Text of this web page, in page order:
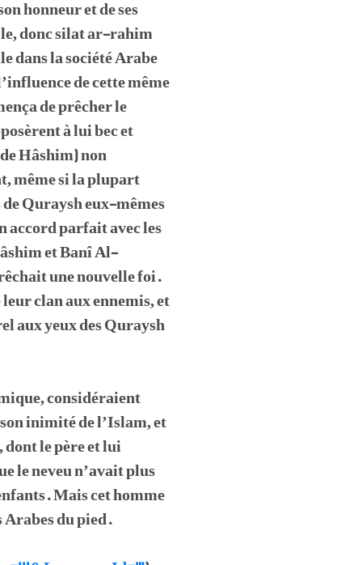
honneur et de ses
donc silat ar-rahim
dans la société Arabe
de cette même
de prêcher le
à lui bec et
Hâshim) non
même si la plupart
Quraysh eux-mêmes
accord parfait avec les
et Banî Al-
une nouvelle foi.
clan aux ennemis, et
aux yeux des Quraysh
considéraient
inimité de l’Islam, et
le père et lui
le neveu n’avait plus
Mais cet homme
Arabes du pied.